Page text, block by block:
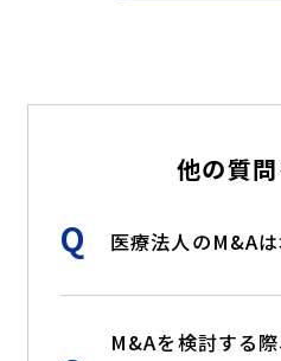
他の質
Q 医療法人のM&A
M&Aを検討する